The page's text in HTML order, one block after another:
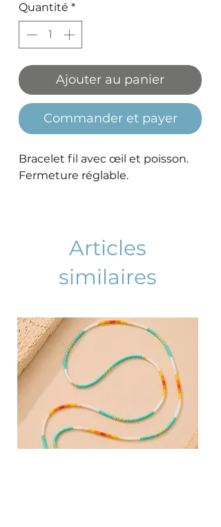
Quantité *
Ajouter au panier
Commander et payer
Bracelet fil avec œil et poisson.
Fermeture réglable.
Articles
similaires